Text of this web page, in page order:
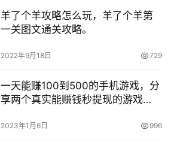
羊了个羊攻略怎么玩，羊了个羊第
一关图文通关攻略。
2022年9月18日 729
一天能赚100到500的手机游戏，分
享两个真实能赚钱秒提现的游戏
2023年1月6日 996